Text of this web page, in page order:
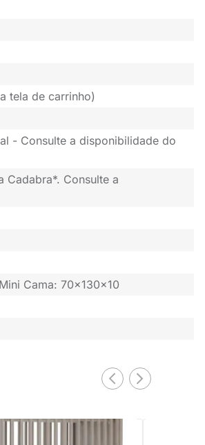
tela de carrinho)
- Consulte a disponibilidade do
Cadabra*. Consulte a
Cama: 70x130x10